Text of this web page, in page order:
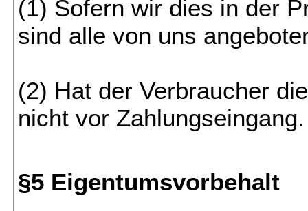
(1) Sofern wir dies in der
sind alle von uns
(2) Hat der Verbraucher
nicht vor Zahlungseingang.
§5 Eigentumsvorbehalt